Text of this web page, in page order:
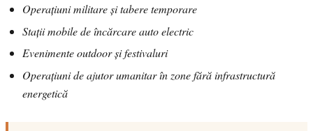
Operațiuni militare și tabere temporare
Stații mobile de încărcare auto electric
Evenimente outdoor și festivaluri
Operațiuni de ajutor umanitar în zone fără infrastructură
energetică